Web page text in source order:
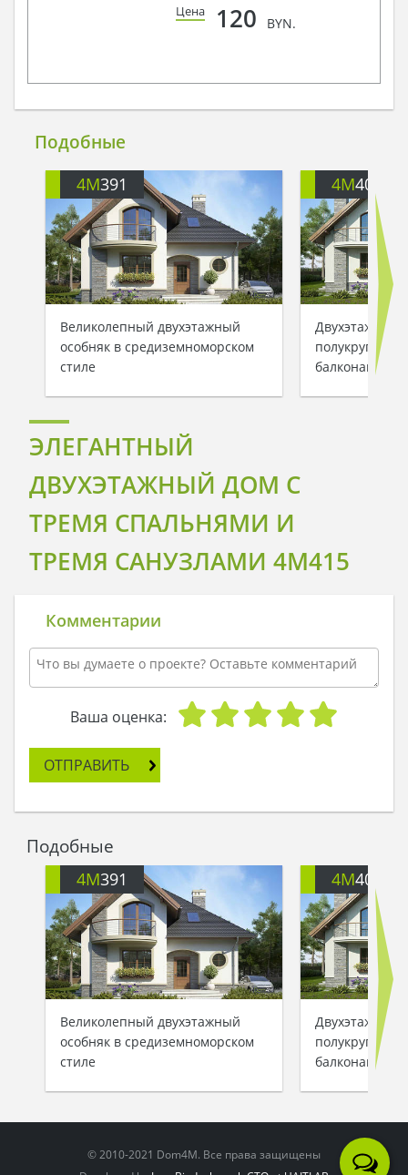
Цена 120 BYN.
Подобные
4M391
Великолепный двухэтажный
особняк в средиземноморском
стиле
4M401
Двухэтажный
балконами
ЭЛЕГАНТНЫЙ
ДВУХЭТАЖНЫЙ ДОМ С
ТРЕМЯ СПАЛЬНЯМИ И
ТРЕМЯ САНУЗЛАМИ 4M415
Комментарии
Ваша оценка:
ОТПРАВИТЬ
Подобные
4M391
Великолепный двухэтажный
особняк в средиземноморском
стиле
4M401
Двухэтажный
балконами
© 2010-2021 Dom4M. Все права защищены